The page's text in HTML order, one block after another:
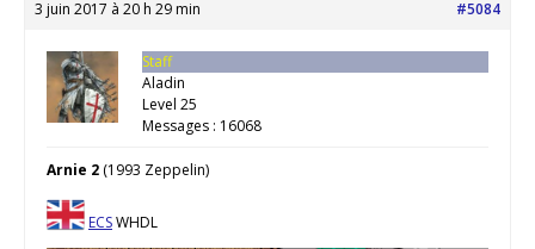
3 juin 2017 à 20 h 29 min #5084
Staff
Aladin
Level 25
Messages : 16068
Arnie 2 (1993 Zeppelin)
ECSWHDL